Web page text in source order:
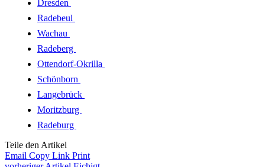
Dresden
Radebeul
Wachau
Radeberg
Ottendorf-Okrilla
Schönborn
Langebrück
Moritzburg
Radeburg
Teile den Artikel
Email Copy Link Print